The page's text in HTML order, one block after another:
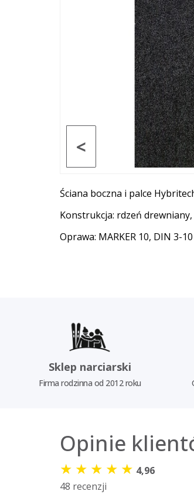
<
Ściana boczna i palce
Konstrukcja: rdzeń
Oprawa: MARKER 10, DIN 3-10
Sklep narciarski
Firma rodzinna od 2012 roku
Opinie
★ ★ ★ ★ ★ 4,96
48 recenzji